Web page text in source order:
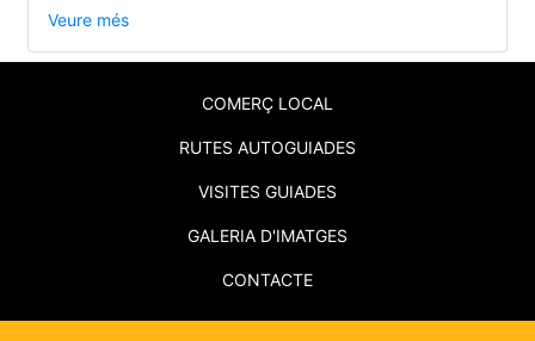
Veure més
COMERÇ LOCAL
RUTES AUTOGUIADES
VISITES GUIADES
GALERIA D'IMATGES
CONTACTE